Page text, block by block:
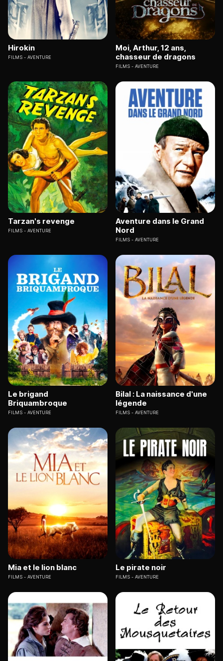
Hirokin
FILMS AVENTURE
Moi, Arthur, 12 ans,
chasseur de dragons
FILMS AVENTURE
Tarzan's revenge
FILMS AVENTURE
Aventure dans le Grand
Nord
FILMS AVENTURE
Le brigand
Briquambroque
FILMS AVENTURE
Bilal : La naissance d'une
légende
FILMS AVENTURE
Mia et le lion blanc
FILMS AVENTURE
Le pirate noir
FILMS AVENTURE